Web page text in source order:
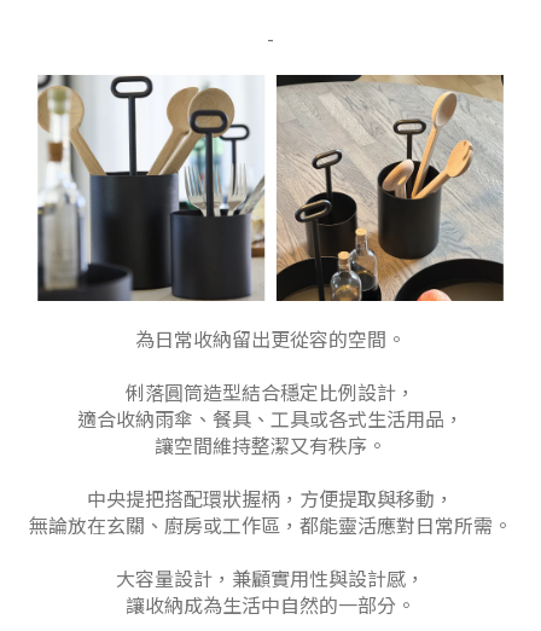
-
為日常收納留出更從容的空間。
俐落圓筒造型結合穩定比例設計，
適合收納雨傘、餐具、工具或各式生活用品，
讓空間維持整潔又有秩序。
中央提把搭配環狀握柄，方便提取與移動，
無論放在玄關、廚房或工作區，都能靈活應對日常所需。
大容量設計，兼顧實用性與設計感，
讓收納成為生活中自然的一部分。